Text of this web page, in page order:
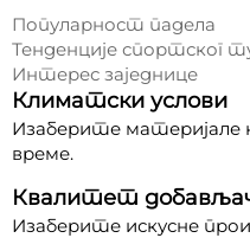
Популарност падела
Тенденције спортског
Интерес заједнице
Климатски услови
Изаберите материјале
време.
Квалитет
Изаберите искусне